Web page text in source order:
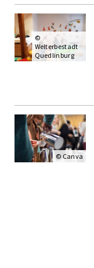
©
Welterbestadt
Quedlinburg
© Canva